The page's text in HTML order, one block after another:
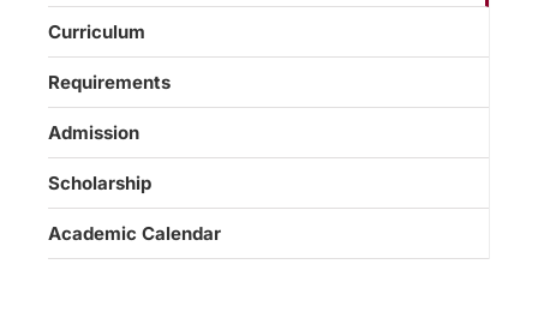
Curriculum
Requirements
Admission
Scholarship
Academic Calendar